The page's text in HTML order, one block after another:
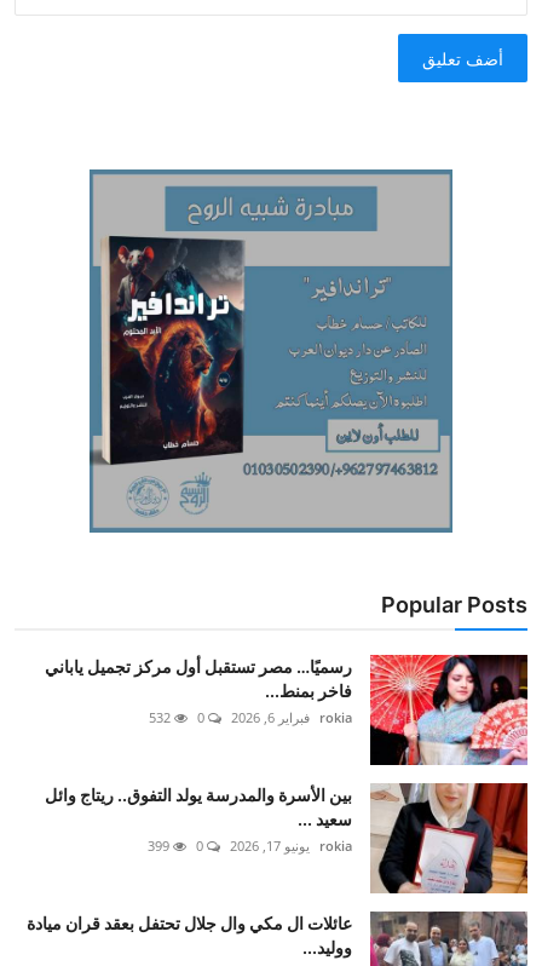
أضف تعليق
Popular Posts
رسميًا… مصر تستقبل أول مركز تجميل ياباني
فاخر بمنط...
rokia فبراير 6, 2026
بين الأسرة والمدرسة يولد التفوق.. ريتاج وائل
سعيد ...
rokia يونيو 17, 2026
عائلات ال مكي وال جلال تحتفل بعقد قران ميادة
ووليد...